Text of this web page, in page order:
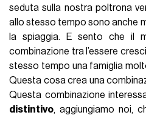
seduta sulla nostra poltrona
allo stesso tempo sono anche
la spiaggia. E sento che il
combinazione tra l’essere
stesso tempo una famiglia
Questa cosa crea una
Questa combinazione
distintivo, aggiungiamo noi,